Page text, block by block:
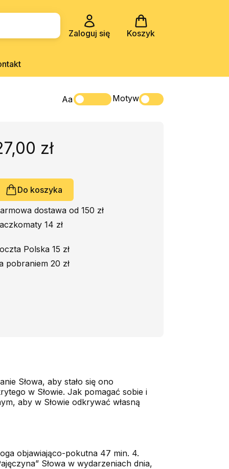
Zaloguj się Koszyk
Aa Motyw
zł
Do koszyka
dostawa od 150 zł
14 zł
Polska 15 zł
pobraniem 20 zł
Słowa, aby stało się ono
w Słowie. Jak pomagać sobie i
aby w Słowie odkrywać własną
objawiająco-pokutna 47 min. 4.
Słowa w wydarzeniach dnia,